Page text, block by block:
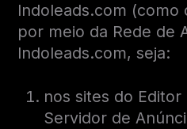
Indoleads.com (como
por meio da Rede de
Indoleads.com, seja:
nos sites do
Servidor de